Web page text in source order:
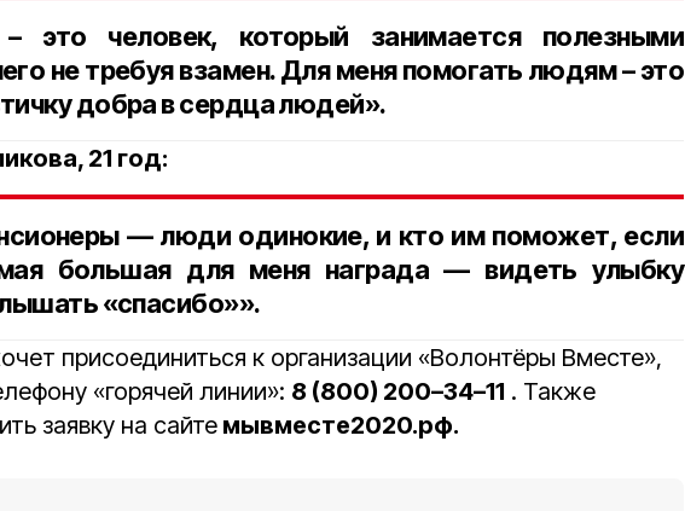
– это человек, который занимается полезными
не требуя взамен. Для меня помогать людям – это
добра в сердца людей».
21 год:
— люди одинокие, и кто им поможет, если
большая для меня награда — видеть улыбку
«спасибо»».
присоединиться к организации «Волонтёры Вместе»,
«горячей линии»: 8 (800) 200–34–11 . Также
заявку на сайте мывместе2020.рф.